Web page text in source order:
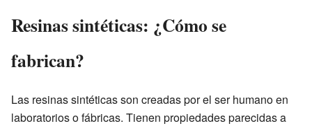
Resinas sintéticas: ¿Cómo se
fabrican?
Las resinas sintéticas son creadas por el ser humano en
laboratorios o fábricas. Tienen propiedades parecidas a